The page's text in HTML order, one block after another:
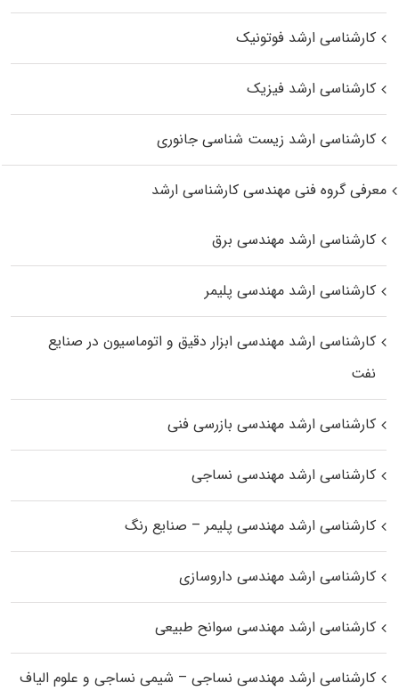
کارشناسی ارشد فوتونیک
کارشناسی ارشد فیزیک
کارشناسی ارشد زیست‌ شناسی جانوری
معرفی گروه فنی مهندسی کارشناسی ارشد
کارشناسی ارشد مهندسی برق
کارشناسی ارشد مهندسی پلیمر
کارشناسی ارشد مهندسی ابزار دقیق و اتوماسیون در صنایع
نفت
کارشناسی ارشد مهندسی بازرسی فنی
کارشناسی ارشد مهندسی نساجی
کارشناسی ارشد مهندسی پلیمر – صنایع رنگ
کارشناسی ارشد مهندسی داروسازی
کارشناسی ارشد مهندسی سوانح طبیعی
کارشناسی ارشد مهندسی نساجی – شیمی نساجی و علوم الیاف